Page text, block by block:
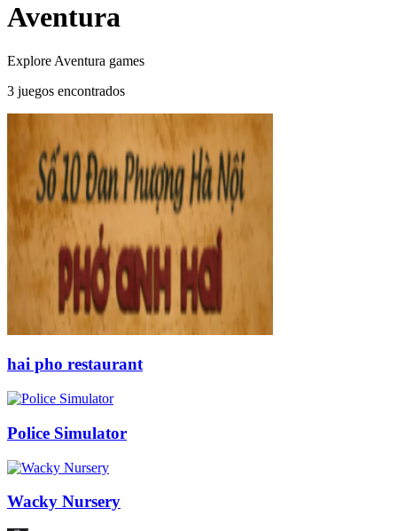
Aventura
Explore Aventura games
3 juegos encontrados
hai pho restaurant
Police Simulator
Wacky Nursery